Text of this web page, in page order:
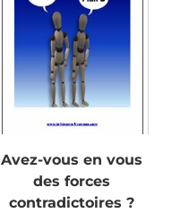
Avez-vous en vous
des forces
contradictoires ?